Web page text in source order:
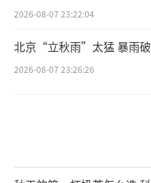
2026-08-07 23:22:04
北京“立秋雨”太猛 暴雨
2026-08-07 23:26:26